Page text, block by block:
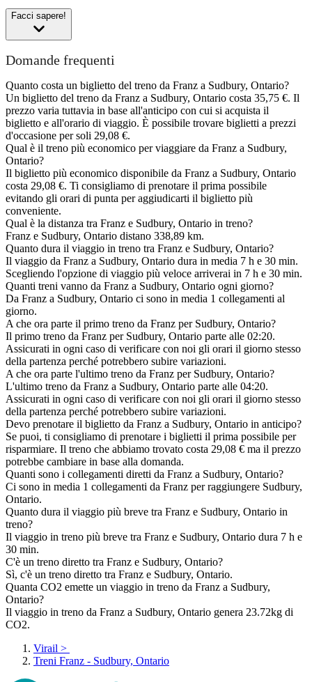
Facci sapere!
Domande frequenti
Quanto costa un biglietto del treno da Franz a Sudbury, Ontario?
Un biglietto del treno da Franz a Sudbury, Ontario costa 35,75 €. Il
prezzo varia tuttavia in base all'anticipo con cui si acquista il
biglietto e all'orario di viaggio. È possibile trovare biglietti a prezzi
d'occasione per soli 29,08 €.
Qual è il treno più economico per viaggiare da Franz a Sudbury,
Ontario?
Il biglietto più economico disponibile da Franz a Sudbury, Ontario
costa 29,08 €. Ti consigliamo di prenotare il prima possibile
evitando gli orari di punta per aggiudicarti il biglietto più
conveniente.
Qual è la distanza tra Franz e Sudbury, Ontario in treno?
Franz e Sudbury, Ontario distano 338,89 km.
Quanto dura il viaggio in treno tra Franz e Sudbury, Ontario?
Il viaggio da Franz a Sudbury, Ontario dura in media 7 h e 30 min.
Scegliendo l'opzione di viaggio più veloce arriverai in 7 h e 30 min.
Quanti treni vanno da Franz a Sudbury, Ontario ogni giorno?
Da Franz a Sudbury, Ontario ci sono in media 1 collegamenti al
giorno.
A che ora parte il primo treno da Franz per Sudbury, Ontario?
Il primo treno da Franz per Sudbury, Ontario parte alle 02:20.
Assicurati in ogni caso di verificare con noi gli orari il giorno stesso
della partenza perché potrebbero subire variazioni.
A che ora parte l'ultimo treno da Franz per Sudbury, Ontario?
L'ultimo treno da Franz a Sudbury, Ontario parte alle 04:20.
Assicurati in ogni caso di verificare con noi gli orari il giorno stesso
della partenza perché potrebbero subire variazioni.
Devo prenotare il biglietto da Franz a Sudbury, Ontario in anticipo?
Se puoi, ti consigliamo di prenotare i biglietti il prima possibile per
risparmiare. Il treno che abbiamo trovato costa 29,08 € ma il prezzo
potrebbe cambiare in base alla domanda.
Quanti sono i collegamenti diretti da Franz a Sudbury, Ontario?
Ci sono in media 1 collegamenti da Franz per raggiungere Sudbury,
Ontario.
Quanto dura il viaggio più breve tra Franz e Sudbury, Ontario in
treno?
Il viaggio in treno più breve tra Franz e Sudbury, Ontario dura 7 h e
30 min.
C'è un treno diretto tra Franz e Sudbury, Ontario?
Sì, c'è un treno diretto tra Franz e Sudbury, Ontario.
Quanta CO2 emette un viaggio in treno da Franz a Sudbury,
Ontario?
Il viaggio in treno da Franz a Sudbury, Ontario genera 23.72kg di
CO2.
Virail >
Treni Franz - Sudbury, Ontario